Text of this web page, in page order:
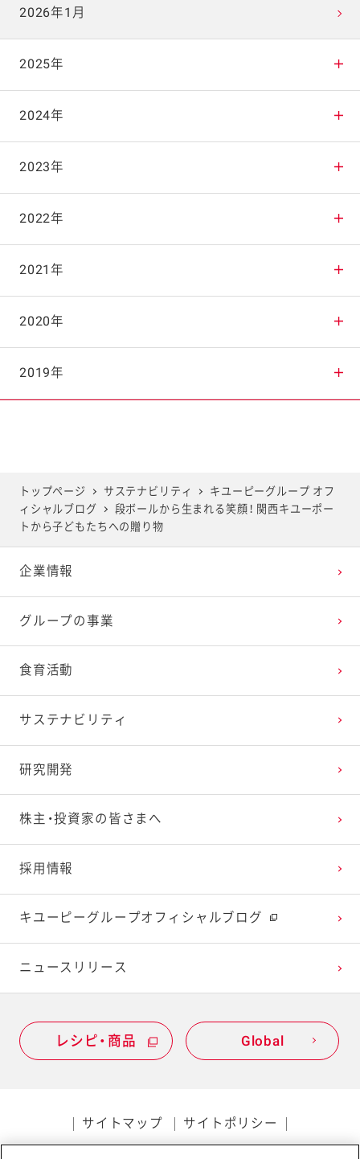
2026年1月
2025年
2025年12月
2025年11月
2025年10月
2025年9月
2025年8月
2025年7月
2025年4月
2025年3月
2025年2月
2024年
2024年12月
2024年11月
2024年10月
2024年9月
2024年8月
2024年5月
2024年4月
2024年3月
2023年
2023年12月
2023年11月
2023年10月
2023年9月
2023年6月
2023年5月
2023年4月
2022年
2022年12月
2022年11月
2022年10月
2022年7月
2022年6月
2022年5月
2021年
2021年12月
2021年11月
2021年8月
2021年7月
2021年6月
2020年
2020年12月
2020年9月
2020年8月
2020年7月
2019年
2019年10月
2019年9月
2019年8月
トップページ サステナビリティ
キユーピーグループ オフ
ィシャルブログ
段ボールから生まれる笑顔！ 関西キユーポー
トから子どもたちへの贈り物
企業情報
グループの事業
食育活動
サステナビリティ
研究開発
株主・投資家の皆さまへ
採用情報
キユーピーグループオフィシャルブログ
ニュースリリース
レシピ・商品 Global
サイトマップ サイトポリシー